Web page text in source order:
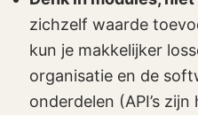
zichzelf waarde
kun je makkelijker
organisatie en de
onderdelen (API’s